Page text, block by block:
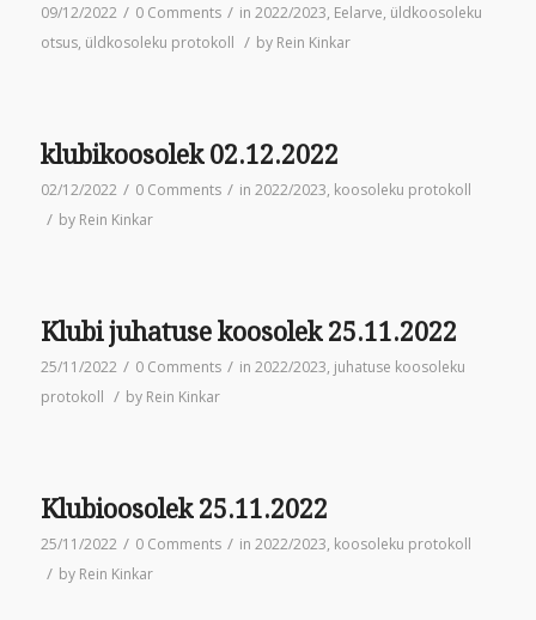
09/12/2022 / 0 Comments / in 2022/2023, Eelarve, üldkoosoleku
otsus, üldkosoleku protokoll / by Rein Kinkar
klubikoosolek 02.12.2022
02/12/2022 / 0 Comments / in 2022/2023, koosoleku protokoll
/ by Rein Kinkar
Klubi juhatuse koosolek 25.11.2022
25/11/2022 / 0 Comments / in 2022/2023, juhatuse koosoleku
protokoll / by Rein Kinkar
Klubioosolek 25.11.2022
25/11/2022 / 0 Comments / in 2022/2023, koosoleku protokoll
/ by Rein Kinkar